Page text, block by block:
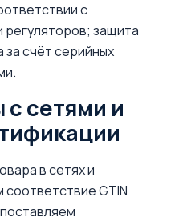
с
защита
счёт серийных
с сетями и
в сетях и
GTIN